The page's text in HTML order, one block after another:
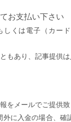
お支払い下さい
しくは電子（カー
もあり、記事提供は
をメールでご提供致
外に入金の場合、確